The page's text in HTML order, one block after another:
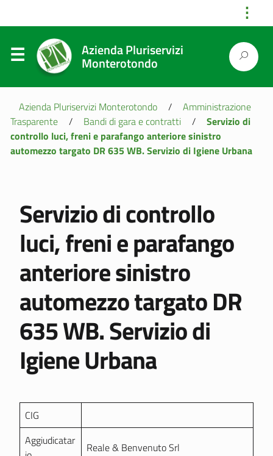
⋮
Azienda Pluriservizi
Monterotondo
Azienda Pluriservizi Monterotondo /
Amministrazione
Trasparente
/ Bandi di gara e contratti /
Servizio di
controllo luci, freni e parafango anteriore sinistro
automezzo targato DR 635 WB. Servizio di Igiene Urbana
Servizio di controllo
luci, freni e parafango
anteriore sinistro
automezzo targato DR
635 WB. Servizio di
Igiene Urbana
CIG
Aggiudicatar
Reale & Benvenuto Srl